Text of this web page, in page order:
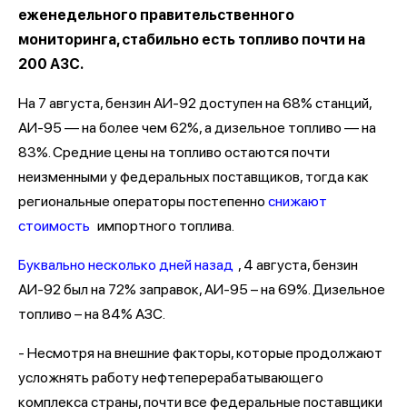
еженедельного правительственного
мониторинга, стабильно есть топливо почти на
200 АЗС.
На 7 августа, бензин АИ-92 доступен на 68% станций,
АИ-95 — на более чем 62%, а дизельное топливо — на
83%. Средние цены на топливо остаются почти
неизменными у федеральных поставщиков, тогда как
региональные операторы постепенно снижают
стоимость импортного топлива.
Буквально несколько дней назад , 4 августа, бензин
АИ-92 был на 72% заправок, АИ-95 – на 69%. Дизельное
топливо – на 84% АЗС.
- Несмотря на внешние факторы, которые продолжают
усложнять работу нефтеперерабатывающего
комплекса страны, почти все федеральные поставщики